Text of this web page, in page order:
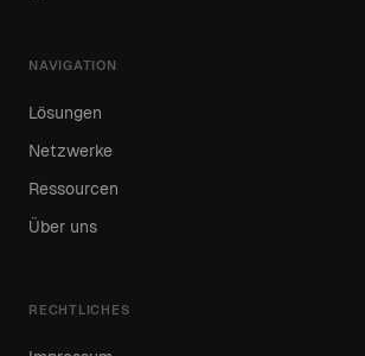
NAVIGATION
Lösungen
Netzwerke
Ressourcen
Über uns
RECHTLICHES